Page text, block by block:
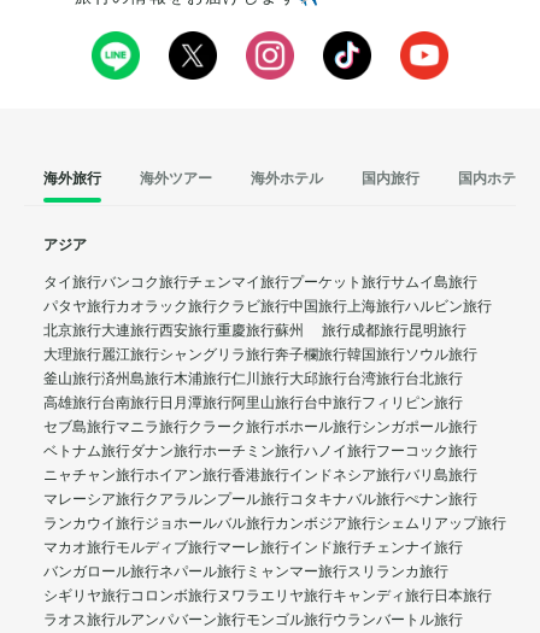
海外旅行 海外ツアー 海外ホテル 国内旅行 国内ホテル
アジア
タイ旅行バンコク旅行チェンマイ旅行プーケット旅行サムイ島旅行
パタヤ旅行カオラック旅行クラビ旅行中国旅行上海旅行ハルビン旅行
北京旅行大連旅行西安旅行重慶旅行蘇州 旅行成都旅行昆明旅行
大理旅行麗江旅行シャングリラ旅行奔子欄旅行韓国旅行ソウル旅行
釜山旅行済州島旅行木浦旅行仁川旅行大邱旅行台湾旅行台北旅行
高雄旅行台南旅行日月潭旅行阿里山旅行台中旅行フィリピン旅行
セブ島旅行マニラ旅行クラーク旅行ボホール旅行シンガポール旅行
ベトナム旅行ダナン旅行ホーチミン旅行ハノイ旅行フーコック旅行
ニャチャン旅行ホイアン旅行香港旅行インドネシア旅行バリ島旅行
マレーシア旅行クアラルンプール旅行コタキナバル旅行ぺナン旅行
ランカウイ旅行ジョホールバル旅行カンボジア旅行シェムリアップ旅行
マカオ旅行モルディブ旅行マーレ旅行インド旅行チェンナイ旅行
バンガロール旅行ネパール旅行 ミャンマー旅行スリランカ旅行
シギリヤ旅行コロンボ旅行ヌワラエリヤ旅行キャンディ旅行日本旅行
ラオス旅行ルアンパバーン旅行モンゴル旅行ウランバートル旅行